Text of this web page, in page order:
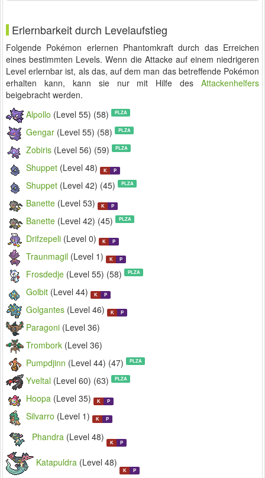
Erlernbarkeit durch Levelaufstieg
Folgende Pokémon erlernen Phantomkraft durch das Erreichen
eines bestimmten Levels. Wenn die Attacke auf einem niedrigeren
Level erlernbar ist, als das, auf dem man das betreffende Pokémon
erhalten kann, kann sie nur mit Hilfe des Attackenhelfers
beigebracht werden.
Alpollo (Level 55) (58) PLZA
Gengar (Level 55) (58) PLZA
Zobiris (Level 56) (59) PLZA
Shuppet (Level 48) K P
Shuppet (Level 42) (45) PLZA
Banette (Level 53) K P
Banette (Level 42) (45) PLZA
Drifzepeli (Level 0) K P
Traunmagil (Level 1) K P
Frosdedje (Level 55) (58) PLZA
Golbit (Level 44) K P
Golgantes (Level 46) K P
Paragoni (Level 36)
Trombork (Level 36)
Pumpdjinn (Level 44) (47) PLZA
Yveltal (Level 60) (63) PLZA
Hoopa (Level 35) K P
Silvarro (Level 1) K P
Phandra (Level 48)
K P
Katapuldra (Level 48)
K P